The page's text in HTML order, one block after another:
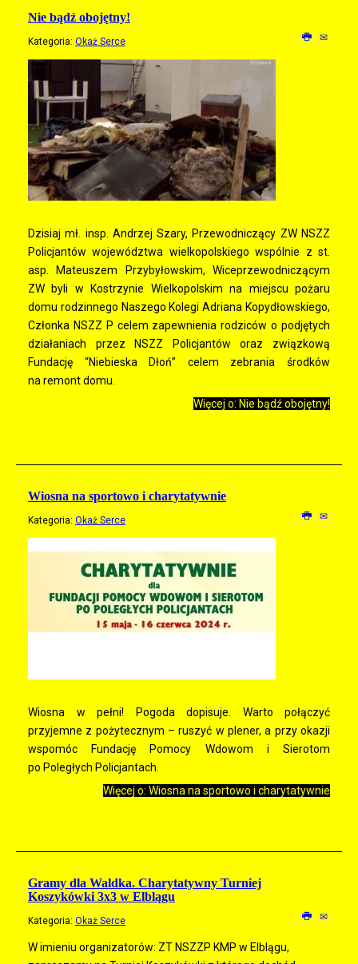
Nie bądź obojętny!
Kategoria: Okaż Serce
Dzisiaj mł. insp. Andrzej Szary, Przewodniczący ZW NSZZ
Policjantów województwa wielkopolskiego wspólnie z st.
asp. Mateuszem Przybyłowskim, Wiceprzewodniczącym
ZW byli w Kostrzynie Wielkopolskim na miejscu pożaru
domu rodzinnego Naszego Kolegi Adriana Kopydłowskiego,
Członka NSZZ P celem zapewnienia rodziców o podjętych
działaniach przez NSZZ Policjantów oraz związkową
Fundację “Niebieska Dłoń” celem zebrania środków
na remont domu.
Więcej o: Nie bądź obojętny!
Wiosna na sportowo i charytatywnie
Kategoria: Okaż Serce
Wiosna w pełni! Pogoda dopisuje. Warto połączyć
przyjemne z pożytecznym – ruszyć w plener, a przy okazji
wspomóc Fundację Pomocy Wdowom i Sierotom
po Poległych Policjantach.
Więcej o: Wiosna na sportowo i charytatywnie
Gramy dla Waldka. Charytatywny Turniej
Koszykówki 3x3 w Elblągu
Kategoria: Okaż Serce
W imieniu organizatorów: ZT NSZZP KMP w Elblągu,